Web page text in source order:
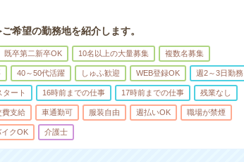
望の勤務地を紹介します。
既卒第二新卒OK 10名以上の大量募集 複数名募集
40～50代活躍 しゅふ歓迎 WEB登録OK 週2～3日勤務
ート 16時前までの仕事 17時前までの仕事 残業なし
費支給 車通勤可 服装自由 週払いOK 職場が禁煙
クOK 介護士